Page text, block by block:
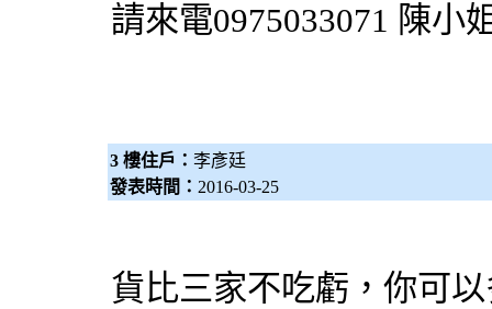
請來電0975033071 陳小
3 樓住戶： 李彥廷
發表時間： 2016-03-25
貨比三家不吃虧，你可